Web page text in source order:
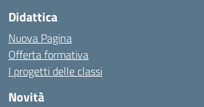
Didattica
Nuova Pagina
Offerta formativa
I progetti delle classi
Novità